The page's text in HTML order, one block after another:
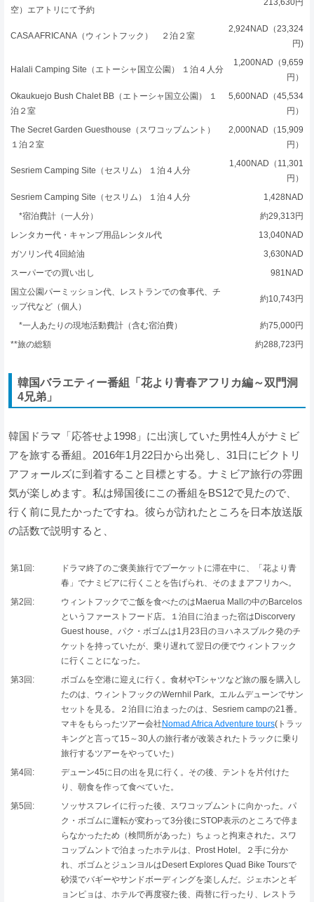
空）エアトリにて予約
CASA AFRICANA（ウィントフック） ２泊２室
2,924NAD（23,324
円)
Halali Camping Site（エトーシャ国立公園） １泊４人分
1,200NAD（9,659
円）
Okaukuejo Bush Chalet BB（エトーシャ国立公園） １
泊２室
5,600NAD（45,534
円）
The Secret Garden Guesthouse（スワコップムント）
１泊２室
2,000NAD（15,909
円）
Sesriem Camping Site（セスリム） １泊４人分
1,400NAD（11,301
円）
Sesriem Camping Site（セスリム） １泊４人分
1,428NAD
*宿泊費計（一人分）
約29,313円
レンタカー代・キャンプ用品レンタル代
13,040NAD
ガソリン代 4回給油
3,630NAD
スーパーでの買い出し
981NAD
国立公園パーミッション代、レストランでの食事代、チ
ップ代など（個人）
約10,743円
*一人あたりの現地活動費計（含む宿泊費）
約75,000円
**旅の総額
約288,723円
韓国バラエティー番組「花より青春アフリカ編～双門洞
4兄弟」
韓国ドラマ「応答せよ1998」に出演していた男性4人がナミビ
アを旅する番組。2016年1月22日から出発し、31日にビクトリ
アフォールズに到着すること目標とする。ナミビア旅行の雰囲
気が楽しめます。私は帰国後にこの番組をBS12で見たので、
行く前に見たかったですね。彼らが訪れたところを日本放送版
の話数で説明すると、
第1回:
ドラマ終了のご褒美旅行でプーケットに滞在中に、「花より青
春」でナミビアに行くことを告げられ、そのままアフリカへ。
第2回:
ウィントフックでご飯を食べたのはMaerua Mallの中のBarcelos
というファーストフード店。１泊目に泊まった宿はDiscorvery
Guest house。パク・ボゴムは1月23日のヨハネスブルク発のチ
ケットを持っていたが、乗り遅れて翌日の便でウィントフック
に行くことになった。
第3回:
ボゴムを空港に迎えに行く。食材やTシャツなど旅の服を購入し
たのは、ウィントフックのWernhil Park。エルムデューンでサン
セットを見る。２泊目に泊まったのは、Sesriem campの21番。
マキをもらったツアー会社Nomad Africa Adventure tours(トラッ
キングと言って15～30人の旅行者が改装されたトラックに乗り
旅行するツアーをやっていた）
第4回:
デューン45に日の出を見に行く。その後、テントを片付けた
り、朝食を作って食べていた。
第5回:
ソッサスフレイに行った後、スワコップムントに向かった。パ
ク・ボゴムに運転が変わって3分後にSTOP表示のところで停ま
らなかったため（検問所があった）ちょっと拘束された。スワ
コップムントで泊まったホテルは、Prost Hotel。２手に分か
れ、ボゴムとジュンヨルはDesert Explores Quad Bike Toursで
砂漠でバギーやサンドボーディングを楽しんだ。ジェホンとギ
ョンピョは、ホテルで再度寝た後、両替に行ったり、レストラ